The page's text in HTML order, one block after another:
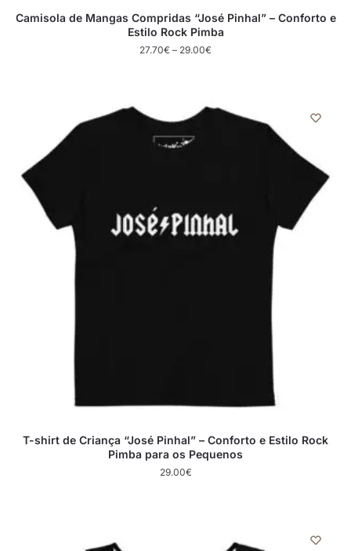
Camisola de Mangas Compridas “José Pinhal” – Conforto e
Estilo Rock Pimba
27.70€ – 29.00€
T-shirt de Criança “José Pinhal” – Conforto e Estilo Rock
Pimba para os Pequenos
29.00€